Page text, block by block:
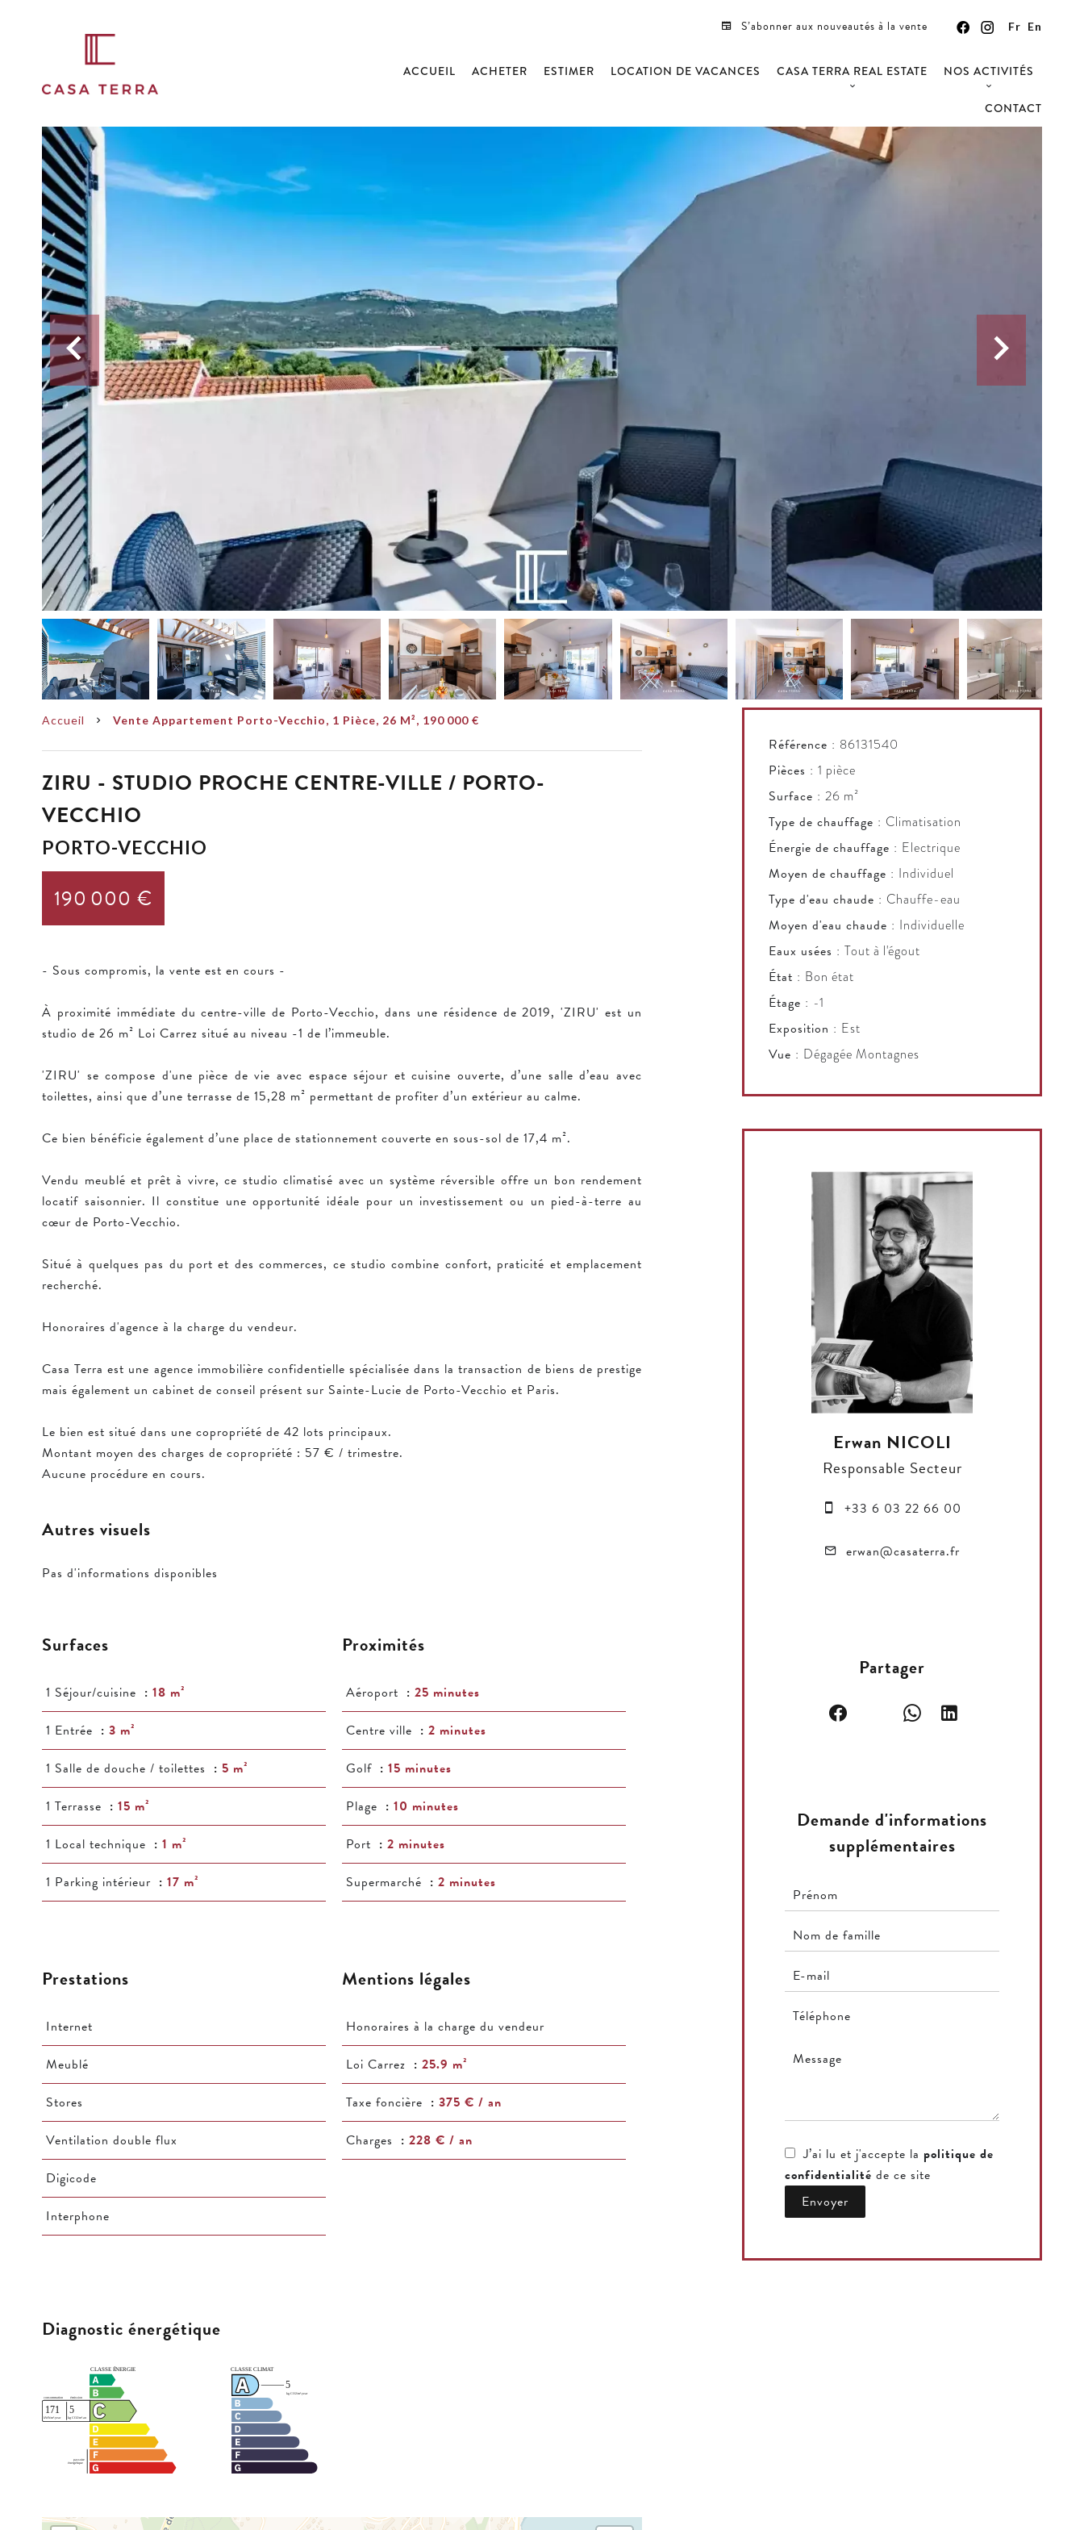
S’abonner aux nouveautés à la vente Fr En
ACCUEIL ACHETER ESTIMER LOCATION DE VACANCES CASA TERRA REAL ESTATE NOS ACTIVITÉS
CONTACT
Accueil Vente Appartement Porto-Vecchio, 1 Pièce, 26 M², 190 000 €
ZIRU - STUDIO PROCHE CENTRE-VILLE / PORTO-
VECCHIO
PORTO-VECCHIO
190 000 €
- Sous compromis, la vente est en cours -
À proximité immédiate du centre-ville de Porto-Vecchio, dans une résidence de 2019, 'ZIRU' est un
studio de 26 m² Loi Carrez situé au niveau -1 de l’immeuble.
'ZIRU' se compose d'une pièce de vie avec espace séjour et cuisine ouverte, d’une salle d’eau avec
toilettes, ainsi que d’une terrasse de 15,28 m² permettant de profiter d’un extérieur au calme.
Ce bien bénéficie également d’une place de stationnement couverte en sous-sol de 17,4 m².
Vendu meublé et prêt à vivre, ce studio climatisé avec un système réversible offre un bon rendement
locatif saisonnier. Il constitue une opportunité idéale pour un investissement ou un pied-à-terre au
cœur de Porto-Vecchio.
Situé à quelques pas du port et des commerces, ce studio combine confort, praticité et emplacement
recherché.
Honoraires d'agence à la charge du vendeur.
Casa Terra est une agence immobilière confidentielle spécialisée dans la transaction de biens de prestige
mais également un cabinet de conseil présent sur Sainte-Lucie de Porto-Vecchio et Paris.
Le bien est situé dans une copropriété de 42 lots principaux.
Montant moyen des charges de copropriété : 57 € / trimestre.
Aucune procédure en cours.
Autres visuels
Pas d'informations disponibles
Surfaces
1 Séjour/cuisine
18 m²
1 Entrée
3 m²
1 Salle de douche / toilettes
5 m²
1 Terrasse
15 m²
1 Local technique
1 m²
1 Parking intérieur
17 m²
Proximités
Aéroport
25 minutes
Centre ville
2 minutes
Golf
15 minutes
Plage
10 minutes
Port
2 minutes
Supermarché
2 minutes
Prestations
Internet
Meublé
Stores
Ventilation double flux
Digicode
Interphone
Mentions légales
Honoraires à la charge du vendeur
Loi Carrez
25.9 m²
Taxe foncière
375 € / an
Charges
228 € / an
Diagnostic énergétique
Référence 86131540
Pièces 1 pièce
Surface 26 m²
Type de chauffage Climatisation
Énergie de chauffage Electrique
Moyen de chauffage Individuel
Type d'eau chaude Chauffe-eau
Moyen d'eau chaude Individuelle
Eaux usées Tout à l'égout
État Bon état
Étage -1
Exposition Est
Vue Dégagée Montagnes
Erwan NICOLI
Responsable Secteur
+33 6 03 22 66 00
erwan@casaterra.fr
Partager
Demande d'informations
supplémentaires
J’ai lu et j'accepte la politique de
confidentialité de ce site
Envoyer